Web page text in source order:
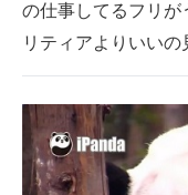
好きが集まる 比べ
AI活用のいまが分かる
企業ITのトレンドを詳
の仕事してるフリが
リティアよりいいの